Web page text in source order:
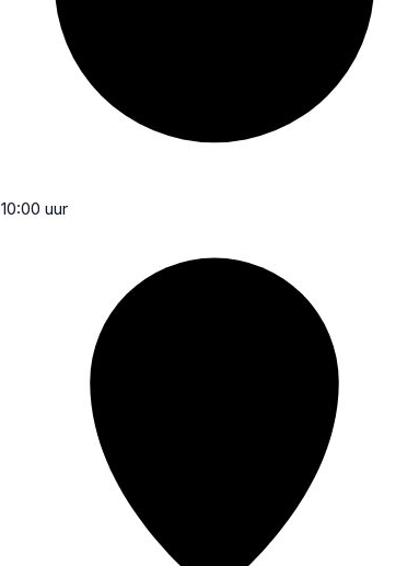
10:00 uur